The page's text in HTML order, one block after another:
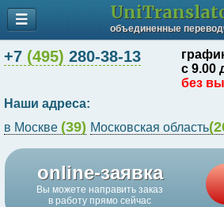
+7 (495) 280-38-13
с 9.00
без
Наши адреса:
в Москве (39) Московская область
online-заявка
Вы можете направить заказ
в работу прямо сейчас
объединенные